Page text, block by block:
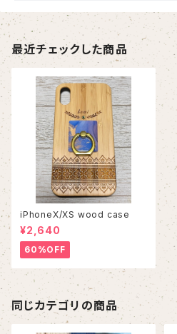
最近チェックした商品
iPhoneX/XS wood case
¥2,640
60%OFF
同じカテゴリの商品